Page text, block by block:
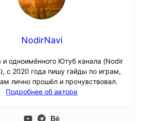
NodirNavi
и одноимённого Ютуб канала (Nodir
с 2020 года пишу гайды по играм,
лично прошёл и прочувствовал.
Подробнее об авторе